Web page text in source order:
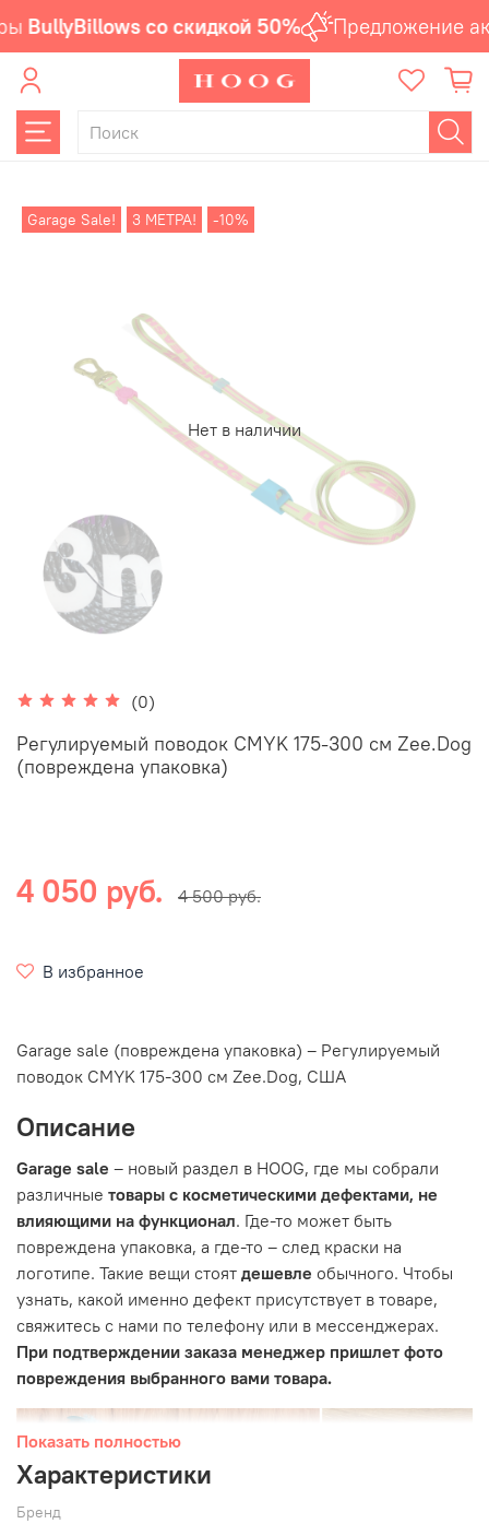
BullyBillows со скидкой 50% Предложение
Нет в наличии
Garage Sale! 3 МЕТРА! -10%
(0)
Регулируемый поводок CMYK 175-300 см Zee.Dog
(повреждена упаковка)
4 050 руб. 4 500 руб.
В избранное
Garage sale (повреждена упаковка) – Регулируемый
поводок CMYK 175-300 см Zee.Dog, США
Описание
Garage sale – новый раздел в HOOG, где мы собрали
различные товары с косметическими дефектами, не
влияющими на функционал. Где-то может быть
повреждена упаковка, а где-то – след краски на
логотипе. Такие вещи стоят дешевле обычного. Чтобы
узнать, какой именно дефект присутствует в товаре,
свяжитесь с нами по телефону или в мессенджерах.
При подтверждении заказа менеджер пришлет фото
повреждения выбранного вами товара.
Показать полностью
Характеристики
Бренд